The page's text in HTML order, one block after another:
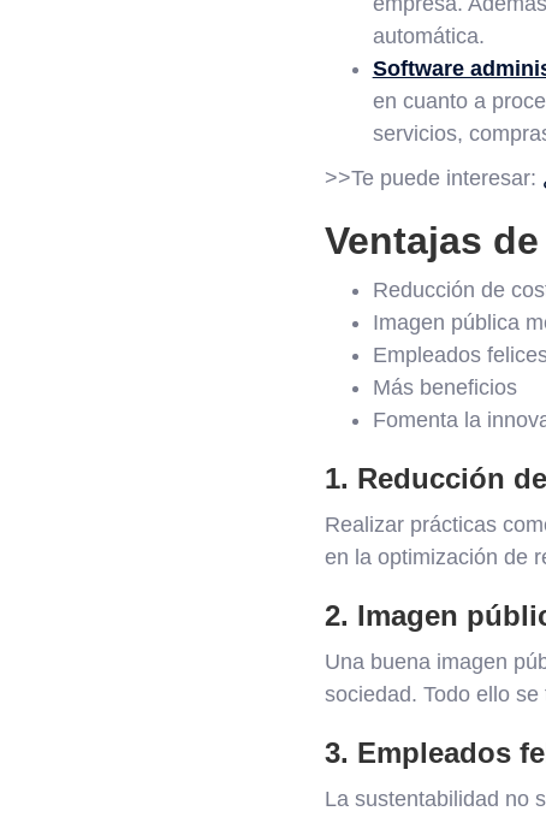
automática.
Software
en cuanto a
servicios,
>>Te puede interesar:
Ventajas
Reducción de
Imagen pública
Empleados
Más beneficios
Fomenta la
1. Reducción
Realizar prácticas
en la optimización de
2. Imagen
Una buena imagen
sociedad. Todo ello
3. Empleados
La sustentabilidad no